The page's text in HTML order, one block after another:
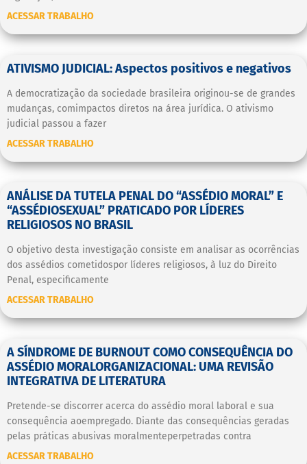
ACESSAR TRABALHO
ATIVISMO JUDICIAL: Aspectos positivos e negativos
A democratização da sociedade brasileira originou-se de grandes
mudanças, comimpactos diretos na área jurídica. O ativismo
judicial passou a fazer
ACESSAR TRABALHO
ANÁLISE DA TUTELA PENAL DO “ASSÉDIO MORAL” E
“ASSÉDIOSEXUAL” PRATICADO POR LÍDERES
RELIGIOSOS NO BRASIL
O objetivo desta investigação consiste em analisar as ocorrências
dos assédios cometidospor líderes religiosos, à luz do Direito
Penal, especificamente
ACESSAR TRABALHO
A SÍNDROME DE BURNOUT COMO CONSEQUÊNCIA DO
ASSÉDIO MORALORGANIZACIONAL: UMA REVISÃO
INTEGRATIVA DE LITERATURA
Pretende-se discorrer acerca do assédio moral laboral e sua
consequência aoempregado. Diante das consequências geradas
pelas práticas abusivas moralmenteperpetradas contra
ACESSAR TRABALHO